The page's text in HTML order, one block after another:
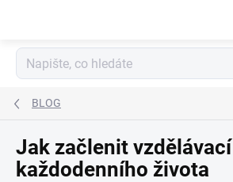
BLOG
Jak začlenit
každodenního života